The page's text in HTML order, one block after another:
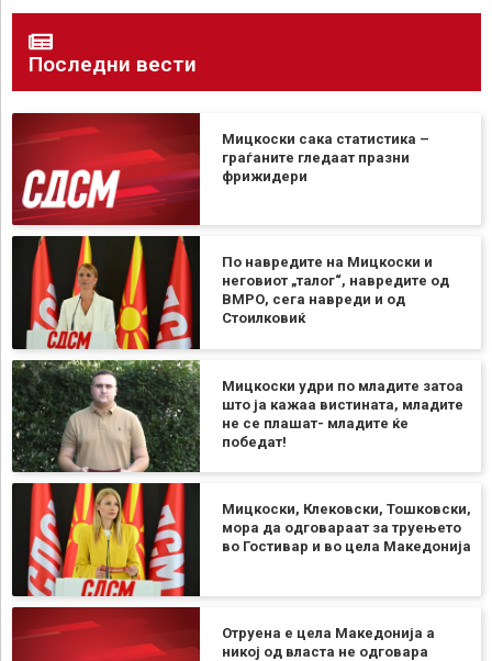
Последни вести
Мицкоски сака статистика –
граѓаните гледаат празни
фрижидери
По навредите на Мицкоски и
неговиот „талог“, навредите од
ВМРО, сега навреди и од
Стоилковиќ
Мицкоски удри по младите затоа
што ја кажаа вистината, младите
не се плашат- младите ќе
победат!
Мицкоски, Клековски, Тошковски,
мора да одговараат за труењето
во Гостивар и во цела Македонија
Отруена е цела Македонија а
никој од власта не одговара